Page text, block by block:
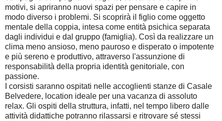
motivi, si apriranno nuovi spazi per pensare e capire in
modo diverso i problemi. Si scoprirà il figlio come oggetto
mentale della coppia, intesa come entità psichica separata
dagli individui e dal gruppo (famiglia). Così da realizzare un
clima meno ansioso, meno pauroso e disperato o impotente
e più sereno e produttivo, attraverso l'assunzione di
responsabilità della propria identità genitoriale, con
passione.
I corsisti saranno ospitati nelle accoglienti stanze di Casale
Belvedere, location ideale per una vacanza di assoluto
relax. Gli ospiti della struttura, infatti, nel tempo libero dalle
attività didattiche potranno rilassarsi e ritrovare sé stessi